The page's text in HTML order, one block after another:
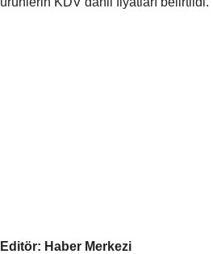
Editör: Haber Merkezi